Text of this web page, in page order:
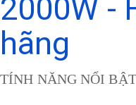
2000W -
hãng
TÍNH NĂNG NỔI BẬT